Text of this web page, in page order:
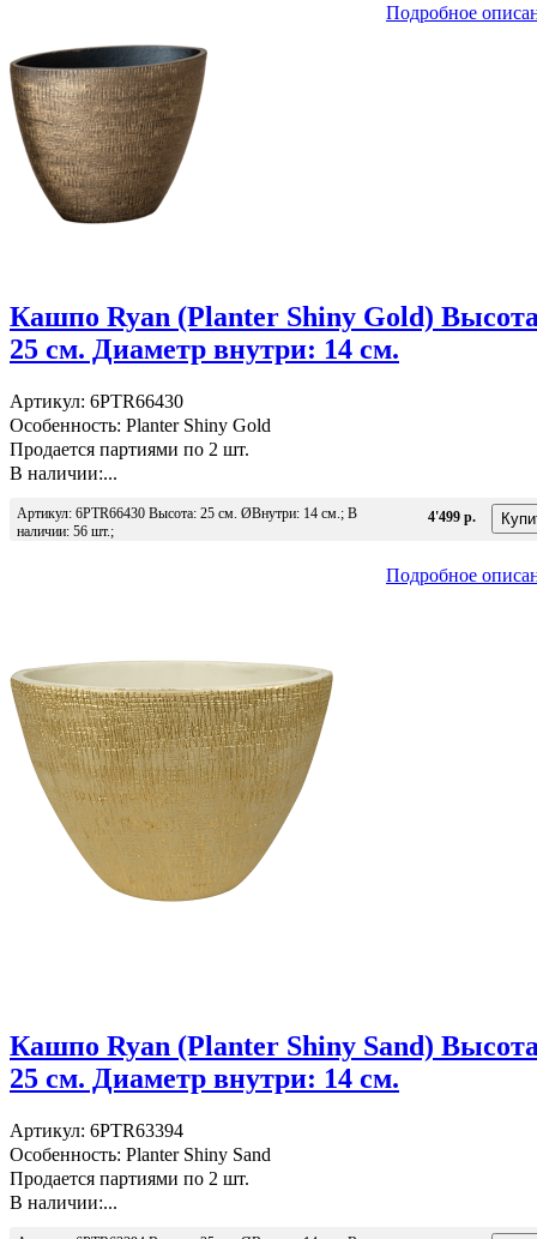
Подробное
Кашпо Ryan (Planter Shiny Gold)
25 см. Диаметр внутри: 14 см.
Артикул: 6PTR66430
Особенность: Planter Shiny Gold
Продается партиями по 2 шт.
В наличии:...
Артикул: 6PTR66430 Высота: 25 см. ØВнутри: 14 см.; В
наличии: 56 шт.;
4'499 р.
Подробное
Кашпо Ryan (Planter Shiny Sand)
25 см. Диаметр внутри: 14 см.
Артикул: 6PTR63394
Особенность: Planter Shiny Sand
Продается партиями по 2 шт.
В наличии:...